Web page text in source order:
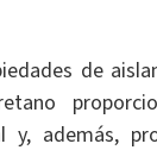
de
y, además,